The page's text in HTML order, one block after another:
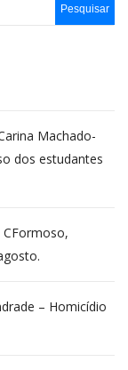
Machado-
dos estudantes
CFormoso,
– Homicídio